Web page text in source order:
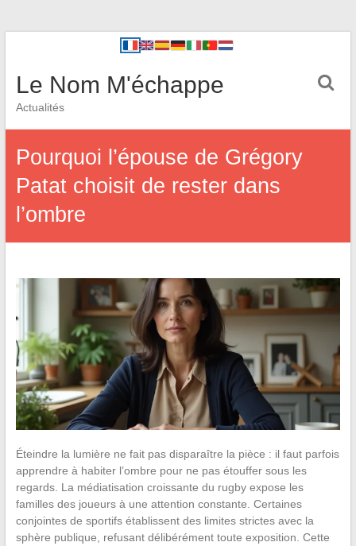
Le Nom M'échappe
Actualités
Pourquoi l’épouse de Grégory
Patat choisit de rester dans
l’ombre
Éteindre la lumière ne fait pas disparaître la pièce : il faut parfois
apprendre à habiter l’ombre pour ne pas étouffer sous les
regards. La médiatisation croissante du rugby expose les
familles des joueurs à une attention constante. Certaines
conjointes de sportifs établissent des limites strictes avec la
sphère publique, refusant délibérément toute exposition. Cette